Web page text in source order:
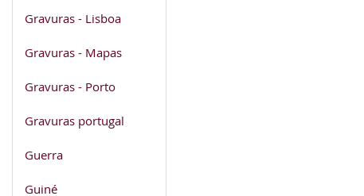
Gravuras - Lisboa
Gravuras - Mapas
Gravuras - Porto
Gravuras portugal
Guerra
Guiné